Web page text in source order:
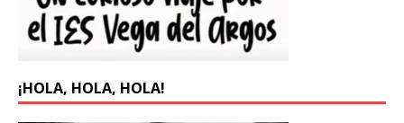
¡HOLA, HOLA, HOLA!